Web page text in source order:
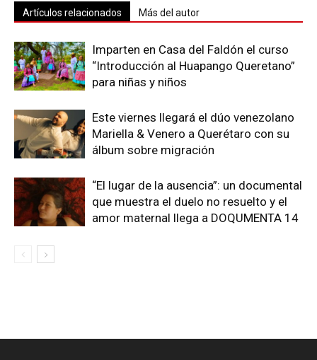
Artículos relacionados Más del autor
Imparten en Casa del Faldón el curso
“Introducción al Huapango Queretano”
para niñas y niños
Este viernes llegará el dúo venezolano
Mariella & Venero a Querétaro con su
álbum sobre migración
“El lugar de la ausencia”: un documental
que muestra el duelo no resuelto y el
amor maternal llega a DOQUMENTA 14